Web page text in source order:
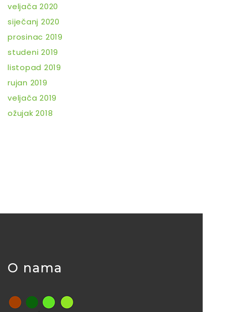
veljača 2020
siječanj 2020
prosinac 2019
studeni 2019
listopad 2019
rujan 2019
veljača 2019
ožujak 2018
O nama